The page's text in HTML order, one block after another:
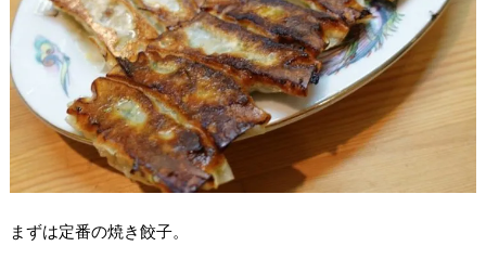
まずは定番の焼き餃子。